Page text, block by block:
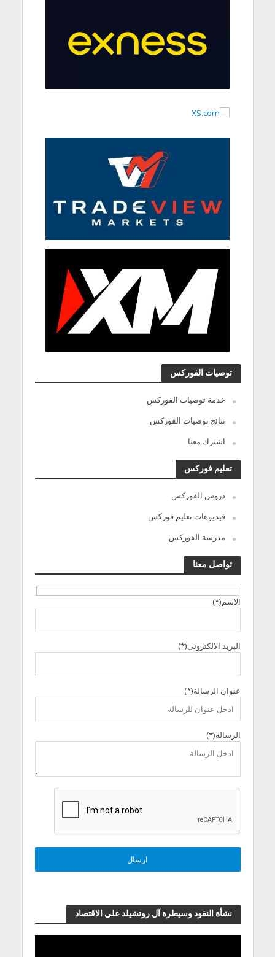
توصيات الفوركس
خدمة توصيات الفوركس
نتائج توصيات الفوركس
اشترك معنا
تعليم فوركس
دروس الفوركس
فيديوهات تعليم فوركس
مدرسة الفوركس
تواصل معنا
الاسم(*)
البريد الالكترونى(*)
عنوان الرسالة(*)
الرسالة(*)
نشأة النقود وسيطرة آل روتشيلد علي الاقتصاد